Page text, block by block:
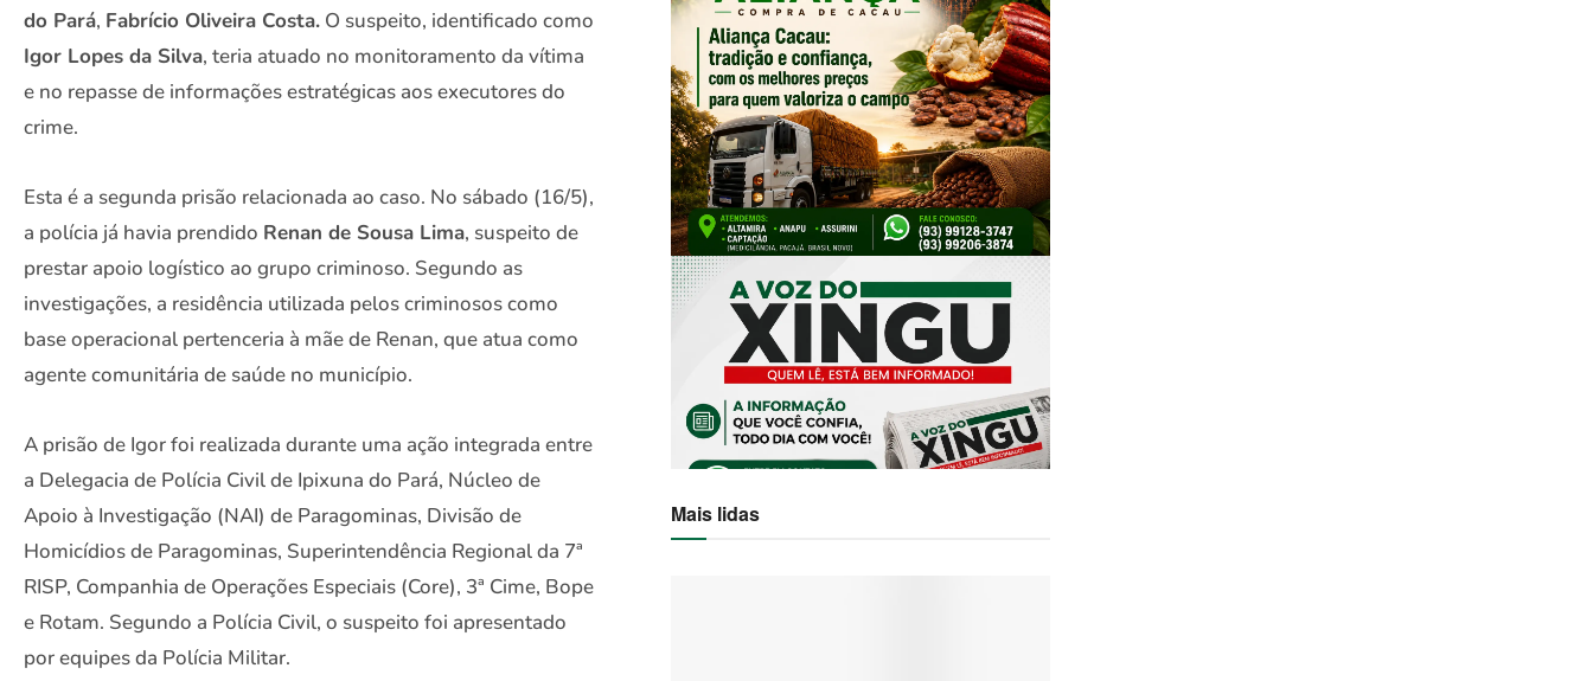
do Pará, Fabrício Oliveira Costa. O suspeito, identificado como
Igor Lopes da Silva, teria atuado no monitoramento da vítima
e no repasse de informações estratégicas aos executores do
crime.
Esta é a segunda prisão relacionada ao caso. No sábado (16/5),
a polícia já havia prendido Renan de Sousa Lima, suspeito de
prestar apoio logístico ao grupo criminoso. Segundo as
investigações, a residência utilizada pelos criminosos como
base operacional pertenceria à mãe de Renan, que atua como
agente comunitária de saúde no município.
A prisão de Igor foi realizada durante uma ação integrada entre
a Delegacia de Polícia Civil de Ipixuna do Pará, Núcleo de
Apoio à Investigação (NAI) de Paragominas, Divisão de
Homicídios de Paragominas, Superintendência Regional da 7ª
RISP, Companhia de Operações Especiais (Core), 3ª Cime, Bope
e Rotam. Segundo a Polícia Civil, o suspeito foi apresentado
por equipes da Polícia Militar.
Mais lidas